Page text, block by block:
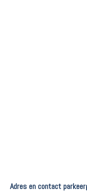
Adres en contact